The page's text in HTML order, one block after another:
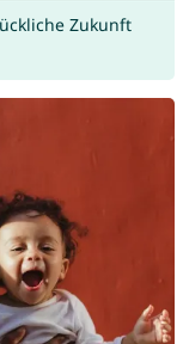
Zukunft